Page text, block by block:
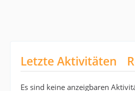
Letzte Aktivitäten
Es sind keine anzeigbaren